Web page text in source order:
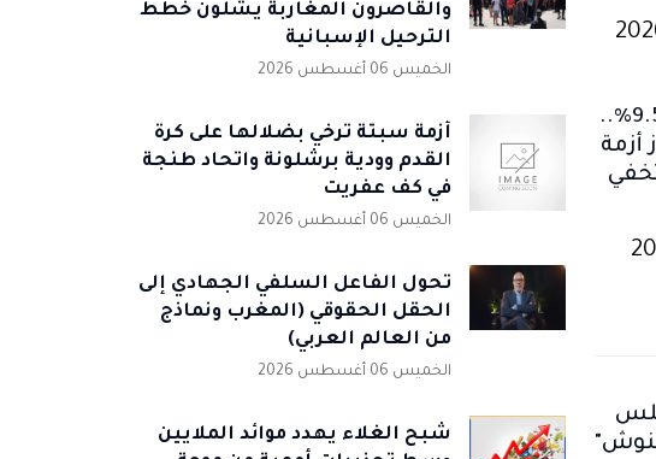
استقرار البطالة عند 9.5%..
أزمة
والقاصرون المغاربة يشلّون خطط
الترحيل الإسبانية
الخميس 06 أغسطس 2026
أزمة سبتة ترخي بضلالها على كرة
القدم وودية برشلونة واتحاد طنجة
في كف عفريت
الخميس 06 أغسطس 2026
تحول الفاعل السلفي الجهادي إلى
الحقل الحقوقي (المغرب ونماذج
من العالم العربي)
الخميس 06 أغسطس 2026
شبح الغلاء يهدد موائد الملايين